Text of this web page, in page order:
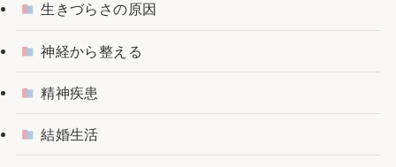
生きづらさの原因
神経から整える
精神疾患
結婚生活